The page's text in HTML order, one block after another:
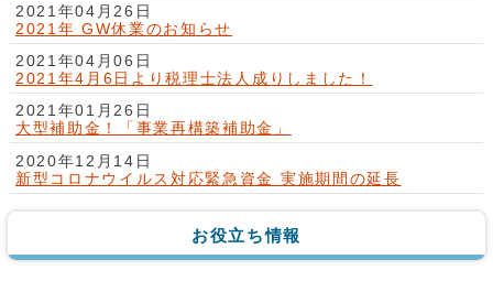
2021年04月26日
2021年 GW休業のお知らせ
2021年04月06日
2021年4月6日より税理士法人成りしました！
2021年01月26日
大型補助金！「事業再構築補助金」
2020年12月14日
新型コロナウイルス対応緊急資金 実施期間の延長
お役立ち情報